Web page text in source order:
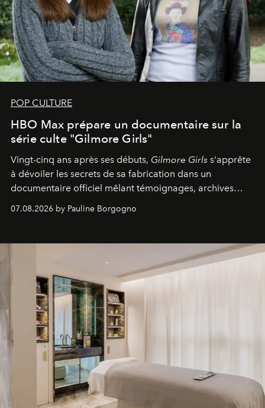
POP CULTURE
HBO Max prépare un documentaire sur la
série culte "Gilmore Girls"
Vingt-cinq ans après ses débuts, Gilmore Girls s'apprête
à dévoiler les secrets de sa fabrication dans un
documentaire officiel mêlant témoignages, archives
inédites et plongée dans les coulisses d'un phénomène
générationnel.
07.08.2026 by Pauline Borgogno